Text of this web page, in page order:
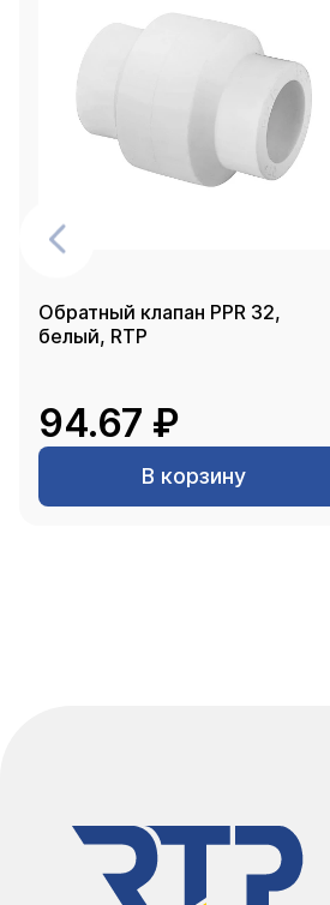
Обратный клапан PPR 32,
белый, RTP
94.67 ₽
В корзину